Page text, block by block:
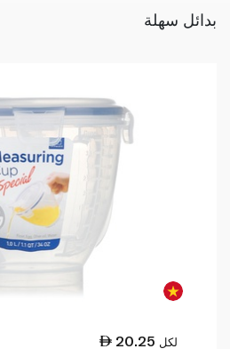
بدائل سهلة
20.25 لكل